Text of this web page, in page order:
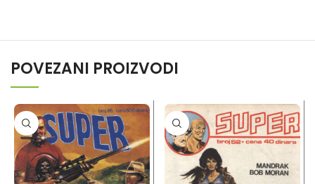
POVEZANI PROIZVODI